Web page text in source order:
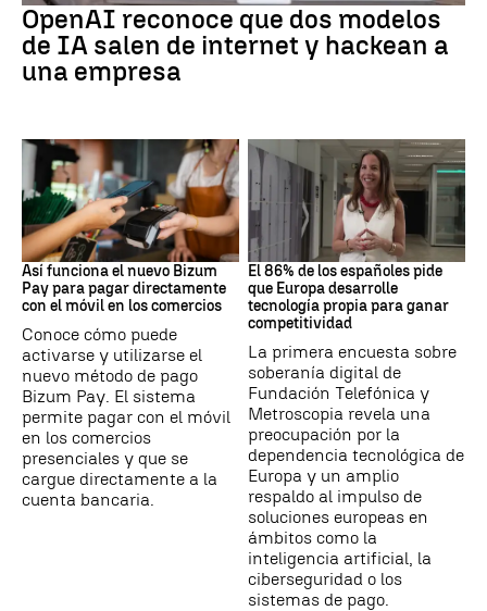
OpenAI reconoce que dos modelos
de IA salen de internet y hackean a
una empresa
BIZUM
Así funciona el nuevo Bizum
Pay para pagar directamente
con el móvil en los comercios
Conoce cómo puede
activarse y utilizarse el
nuevo método de pago
Bizum Pay. El sistema
permite pagar con el móvil
en los comercios
presenciales y que se
cargue directamente a la
cuenta bancaria.
SOBERANÍA DIGITAL
El 86% de los españoles pide
que Europa desarrolle
tecnología propia para ganar
competitividad
La primera encuesta sobre
soberanía digital de
Fundación Telefónica y
Metroscopia revela una
preocupación por la
dependencia tecnológica de
Europa y un amplio
respaldo al impulso de
soluciones europeas en
ámbitos como la
inteligencia artificial, la
ciberseguridad o los
sistemas de pago.